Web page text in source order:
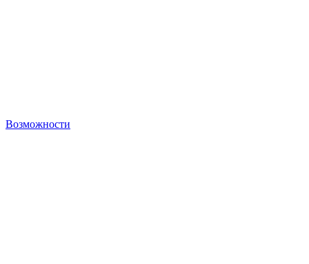
Возможности